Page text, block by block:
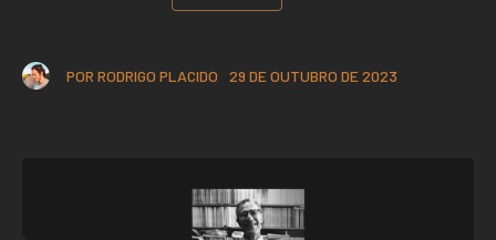
POR RODRIGO PLACIDO 29 DE OUTUBRO DE 2023